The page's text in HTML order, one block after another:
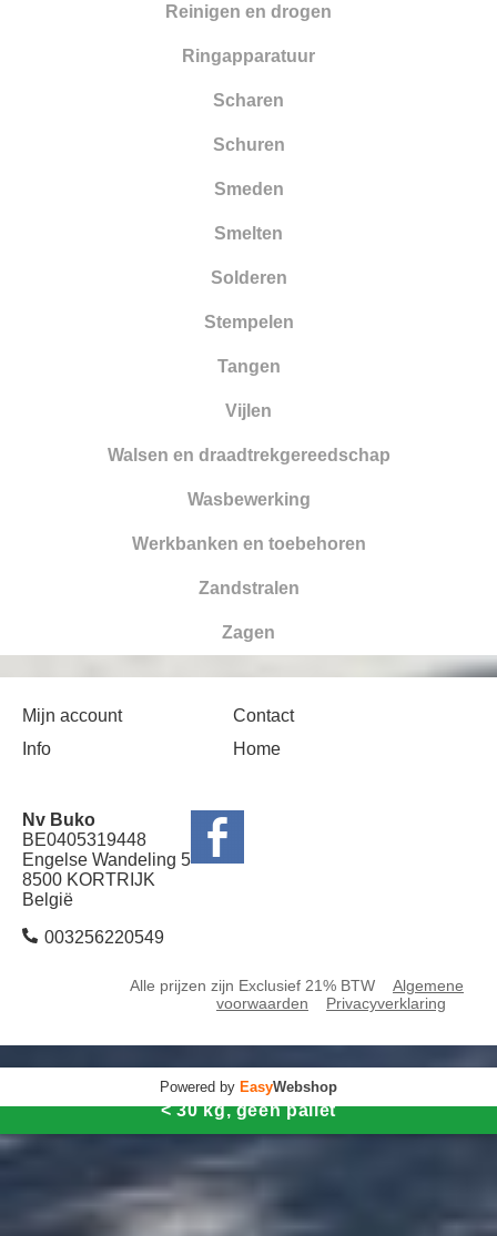
Reinigen en drogen
Ringapparatuur
Scharen
Schuren
Smeden
Smelten
Solderen
Stempelen
Tangen
Vijlen
Walsen en draadtrekgereedschap
Wasbewerking
Werkbanken en toebehoren
Zandstralen
Zagen
Mijn account
Contact
Info
Home
Nv Buko
BE0405319448
Engelse Wandeling 5
8500 KORTRIJK
België
003256220549
Alle prijzen zijn Exclusief 21% BTW
Algemene
voorwaarden
Privacyverklaring
Powered by EasyWebshop